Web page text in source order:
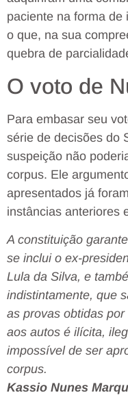
paciente na forma de
o que, na sua
quebra de
O voto de
Para embasar seu
série de decisões do
suspeição não
corpus. Ele
apresentados já
instâncias anteriores
A constituição
se inclui o ex-
Lula da Silva, e
indistintamente, que
as provas obtidas
aos autos é ilícita,
impossível de ser
corpus.
Kassio Nunes